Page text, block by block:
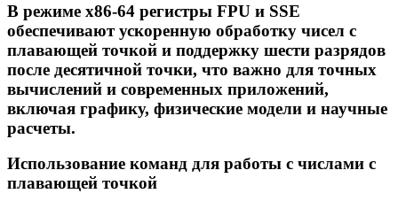
В режиме x86-64 регистры FPU и SSE
обеспечивают ускоренную обработку чисел с
плавающей точкой и поддержку шести разрядов
после десятичной точки, что важно для точных
вычислений и современных приложений,
включая графику, физические модели и научные
расчеты.
Использование команд для работы с числами с
плавающей точкой